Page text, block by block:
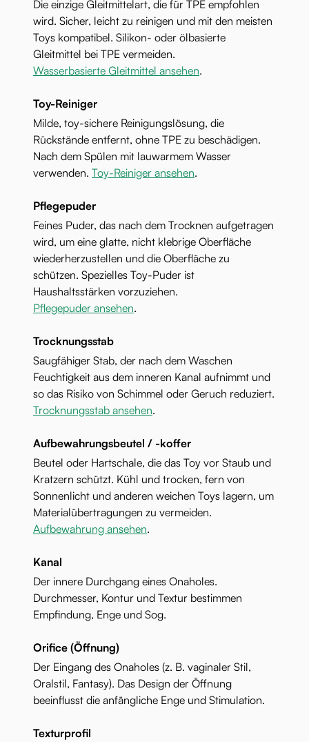
Die einzige Gleitmittelart, die für TPE empfohlen
wird. Sicher, leicht zu reinigen und mit den meisten
Toys kompatibel. Silikon- oder ölbasierte
Gleitmittel bei TPE vermeiden.
Wasserbasierte Gleitmittel ansehen.
Toy-Reiniger
Milde, toy-sichere Reinigungslösung, die
Rückstände entfernt, ohne TPE zu beschädigen.
Nach dem Spülen mit lauwarmem Wasser
verwenden. Toy-Reiniger ansehen.
Pflegepuder
Feines Puder, das nach dem Trocknen aufgetragen
wird, um eine glatte, nicht klebrige Oberfläche
wiederherzustellen und die Oberfläche zu
schützen. Spezielles Toy-Puder ist
Haushaltsstärken vorzuziehen.
Pflegepuder ansehen.
Trocknungsstab
Saugfähiger Stab, der nach dem Waschen
Feuchtigkeit aus dem inneren Kanal aufnimmt und
so das Risiko von Schimmel oder Geruch reduziert.
Trocknungsstab ansehen.
Aufbewahrungsbeutel / -koffer
Beutel oder Hartschale, die das Toy vor Staub und
Kratzern schützt. Kühl und trocken, fern von
Sonnenlicht und anderen weichen Toys lagern, um
Materialübertragungen zu vermeiden.
Aufbewahrung ansehen.
Kanal
Der innere Durchgang eines Onaholes.
Durchmesser, Kontur und Textur bestimmen
Empfindung, Enge und Sog.
Orifice (Öffnung)
Der Eingang des Onaholes (z. B. vaginaler Stil,
Oralstil, Fantasy). Das Design der Öffnung
beeinflusst die anfängliche Enge und Stimulation.
Texturprofil